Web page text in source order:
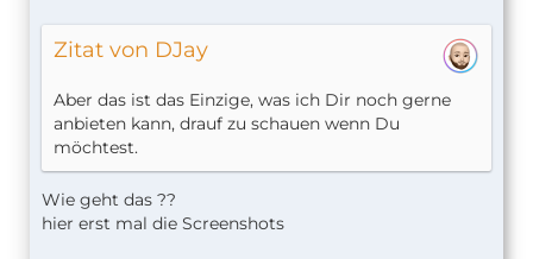
Zitat von DJay
Aber das ist das Einzige, was ich Dir noch gerne
anbieten kann, drauf zu schauen wenn Du
möchtest.
Wie geht das ??
hier erst mal die Screenshots